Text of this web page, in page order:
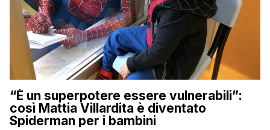
“È un superpotere essere vulnerabili”:
così Mattia Villardita è diventato
Spiderman per i bambini